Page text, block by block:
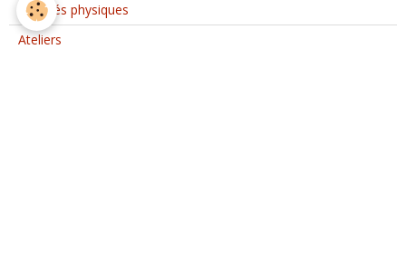
Activités physiques
Ateliers